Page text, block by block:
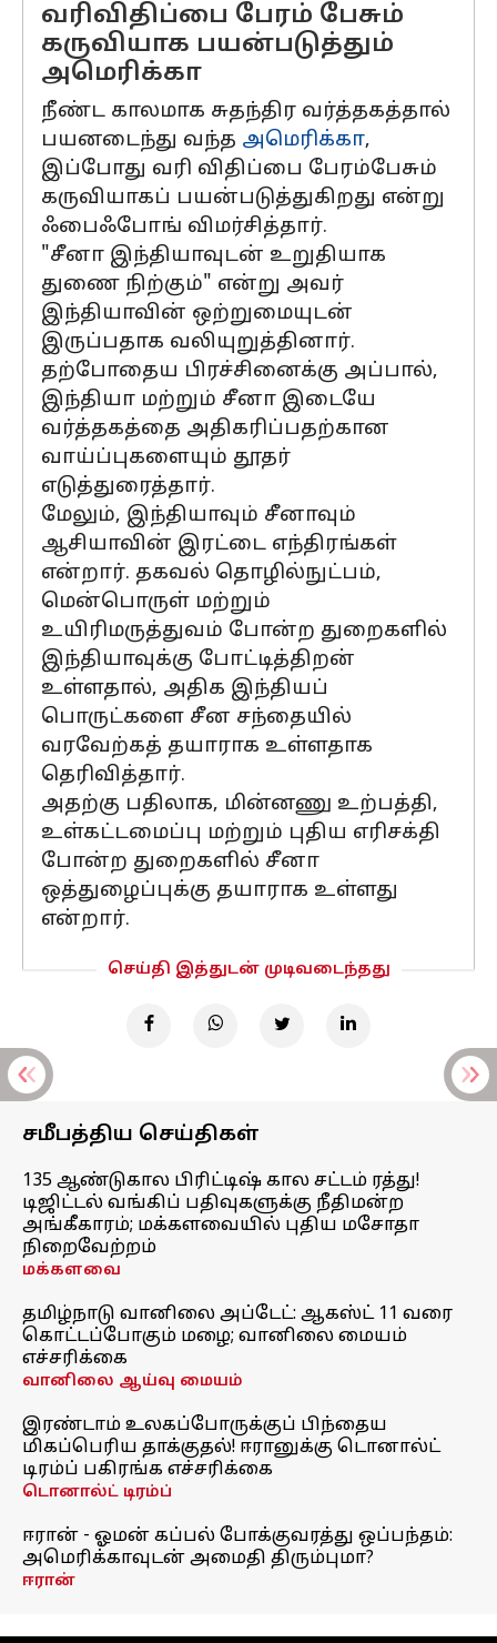
வரிவிதிப்பை பேரம் பேசும்
கருவியாக பயன்படுத்தும்
அமெரிக்கா
நீண்ட காலமாக சுதந்திர வர்த்தகத்தால்
பயனடைந்து வந்த அமெரிக்கா,
இப்போது வரி விதிப்பை பேரம்பேசும்
கருவியாகப் பயன்படுத்துகிறது என்று
ஃபைஃபோங் விமர்சித்தார்.
"சீனா இந்தியாவுடன் உறுதியாக
துணை நிற்கும்" என்று அவர்
இந்தியாவின் ஒற்றுமையுடன்
இருப்பதாக வலியுறுத்தினார்.
தற்போதைய பிரச்சினைக்கு அப்பால்,
இந்தியா மற்றும் சீனா இடையே
வர்த்தகத்தை அதிகரிப்பதற்கான
வாய்ப்புகளையும் தூதர்
எடுத்துரைத்தார்.
மேலும், இந்தியாவும் சீனாவும்
ஆசியாவின் இரட்டை எந்திரங்கள்
என்றார். தகவல் தொழில்நுட்பம்,
மென்பொருள் மற்றும்
உயிரிமருத்துவம் போன்ற துறைகளில்
இந்தியாவுக்கு போட்டித்திறன்
உள்ளதால், அதிக இந்தியப்
பொருட்களை சீன சந்தையில்
வரவேற்கத் தயாராக உள்ளதாக
தெரிவித்தார்.
அதற்கு பதிலாக, மின்னணு உற்பத்தி,
உள்கட்டமைப்பு மற்றும் புதிய எரிசக்தி
போன்ற துறைகளில் சீனா
ஒத்துழைப்புக்கு தயாராக உள்ளது
என்றார்.
செய்தி இத்துடன் முடிவடைந்தது
சமீபத்திய செய்திகள்
135 ஆண்டுகால பிரிட்டிஷ் கால சட்டம் ரத்து!
டிஜிட்டல் வங்கிப் பதிவுகளுக்கு நீதிமன்ற
அங்கீகாரம்; மக்களவையில் புதிய மசோதா
நிறைவேற்றம்
மக்களவை
தமிழ்நாடு வானிலை அப்டேட்: ஆகஸ்ட் 11 வரை
கொட்டப்போகும் மழை; வானிலை மையம்
எச்சரிக்கை
வானிலை ஆய்வு மையம்
இரண்டாம் உலகப்போருக்குப் பிந்தைய
மிகப்பெரிய தாக்குதல்! ஈரானுக்கு டொனால்ட்
டிரம்ப் பகிரங்க எச்சரிக்கை
டொனால்ட் டிரம்ப்
ஈரான் - ஓமன் கப்பல் போக்குவரத்து ஒப்பந்தம்:
அமெரிக்காவுடன் அமைதி திரும்புமா?
ஈரான்